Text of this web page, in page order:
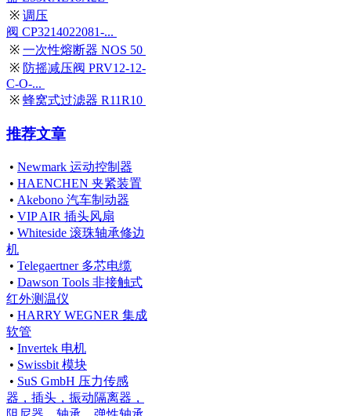
※ 调压
阀 CP3214022081-...
※ 一次性熔断器 NOS 50
※ 防摇减压阀 PRV12-12-
C-O-...
※ 蜂窝式过滤器 R11R10
推荐文章
• Newmark 运动控制器
• HAENCHEN 夹紧装置
• Akebono 汽车制动器
• VIP AIR 插头风扇
• Whiteside 滚珠轴承修边
机
• Telegaertner 多芯电缆
• Dawson Tools 非接触式
红外测温仪
• HARRY WEGNER 集成
软管
• Invertek 电机
• Swissbit 模块
• SuS GmbH 压力传感
器，插头，振动隔离器，